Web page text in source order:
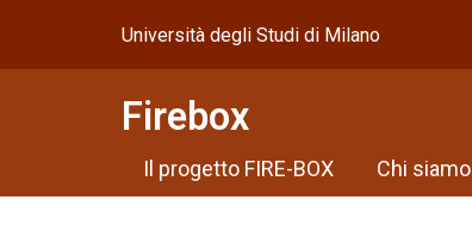
Università degli Studi di Milano
Firebox
Il progetto FIRE-BOX Chi siamo